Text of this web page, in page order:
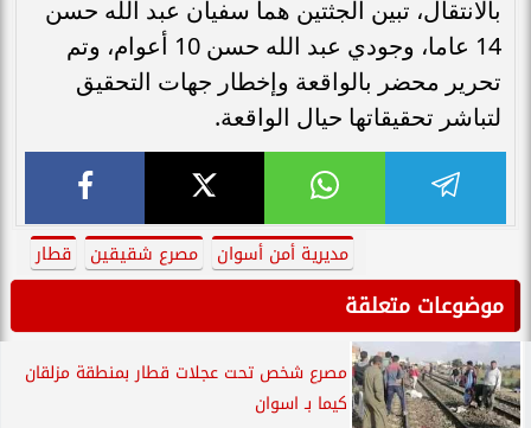
بالانتقال، تبين الجثتين هما سفيان عبد الله حسن
14 عاما، وجودي عبد الله حسن 10 أعوام، وتم
تحرير محضر بالواقعة وإخطار جهات التحقيق
لتباشر تحقيقاتها حيال الواقعة.
مديرية أمن أسوان مصرع شقيقين قطار
موضوعات متعلقة
مصرع شخص تحت عجلات قطار بمنطقة مزلقان
كيما بـ اسوان